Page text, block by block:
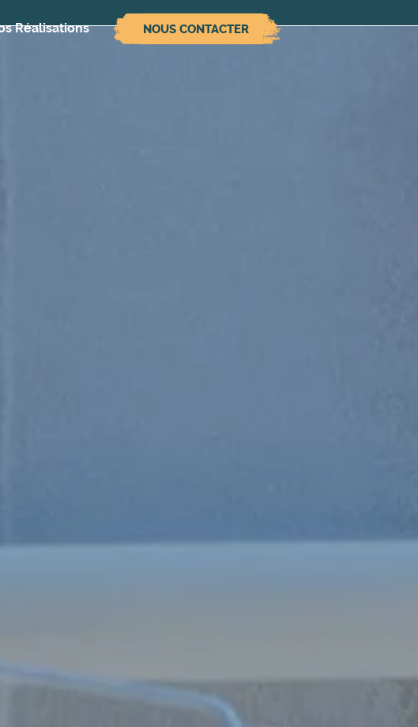
Réalisations NOUS CONTACTER